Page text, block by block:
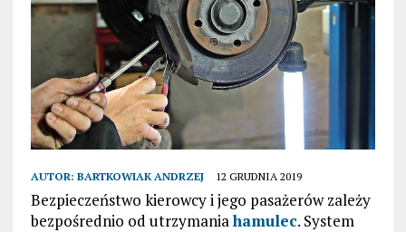
AUTOR: BARTKOWIAK ANDRZEJ 12 GRUDNIA 2019
Bezpieczeństwo kierowcy i jego pasażerów zależy
bezpośrednio od utrzymaniahamulec. System